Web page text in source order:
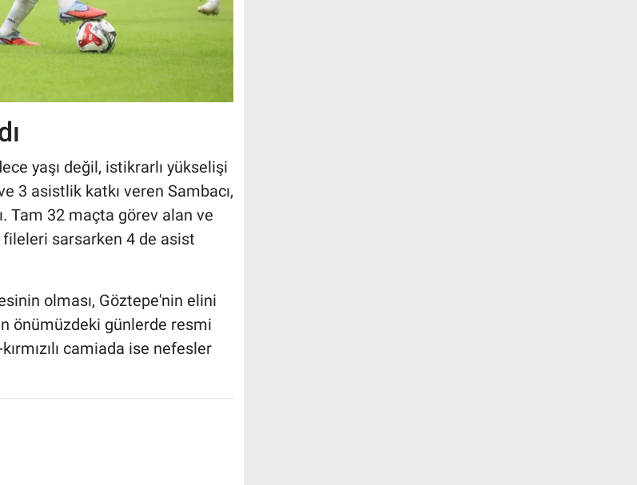
yaşı değil, istikrarlı yükselişi
3 asistlik katkı veren Sambacı,
Tam 32 maçta görev alan ve
sarsarken 4 de asist
olması, Göztepe'nin elini
önümüzdeki günlerde resmi
camiada ise nefesler